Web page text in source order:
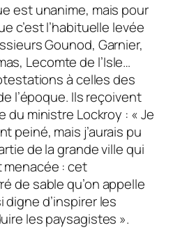
est unanime, mais pour
c’est l’habituelle levée
Gounod, Garnier,
Lecomte de l’Isle…
à celles des
l’époque. Ilsreçoivent
du ministre Lockroy : « Je
peiné, mais j’aurais pu
de la grandevillequi
: cet
de sable qu’on appelle
digne d’inspirer les
les paysagistes ».